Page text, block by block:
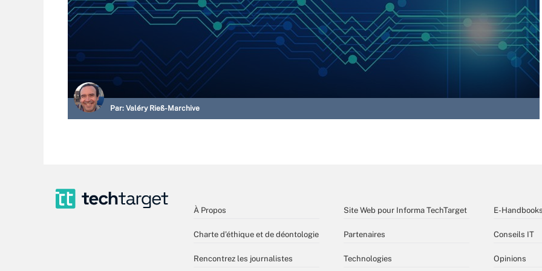
Par: Valéry Rieß-Marchive
À Propos
Charte d’éthique et de déontologie
Rencontrez les journalistes
Site Web pour Informa TechTarget
Partenaires
Technologies
E-
Conseils IT
Opinions